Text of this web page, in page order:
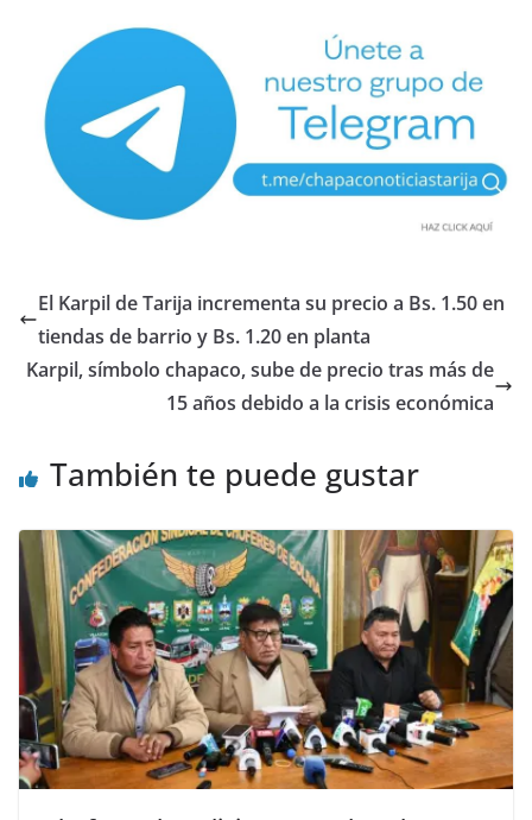
El Karpil de Tarija incrementa su precio a Bs. 1.50 en
tiendas de barrio y Bs. 1.20 en planta
Karpil, símbolo chapaco, sube de precio tras más de
15 años debido a la crisis económica
También te puede gustar